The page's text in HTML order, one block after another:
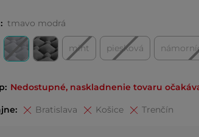
tmavo modrá
mint piesková
Nedostupné, naskladnenie tovaru
Bratislava Košice Trenčín